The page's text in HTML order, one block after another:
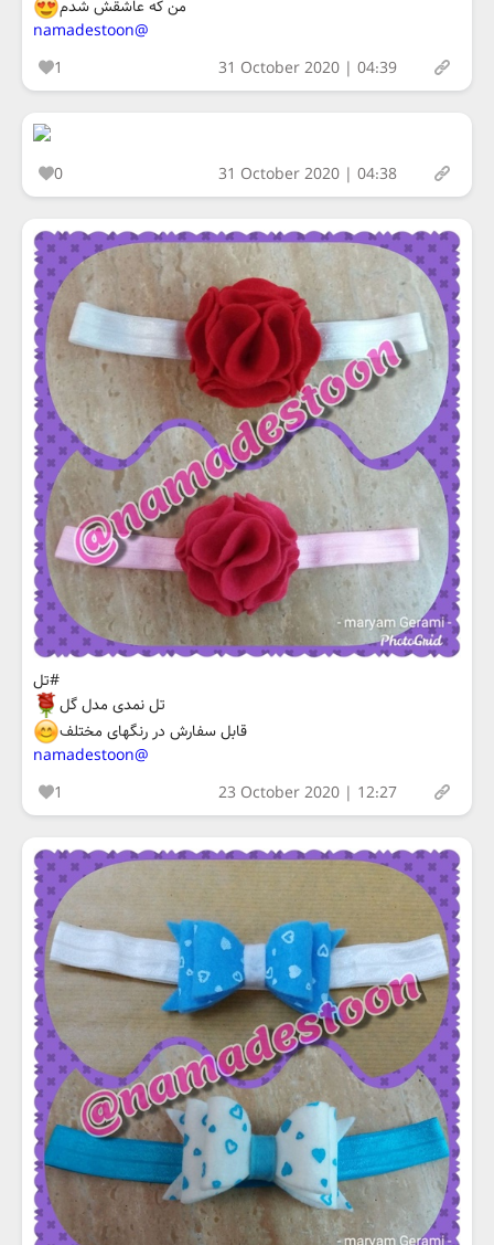
من که عاشقش شدم
@namadestoon
1
31 October 2020 | 04:39
0 31 October 2020 | 04:38
#تل
تل نمدی مدل گل
قابل سفارش در رنگهای مختلف
@namadestoon
1
23 October 2020 | 12:27